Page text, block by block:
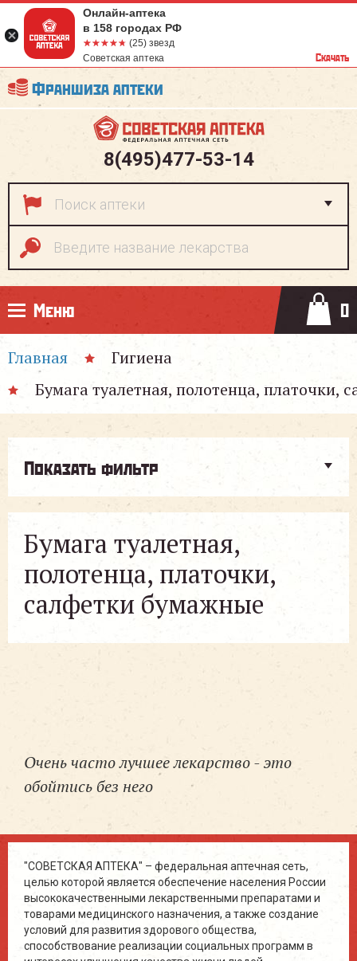
Франшиза аптеки
8(495)477-53-14
Меню 0
Главная
Гигиена
Бумага туалетная, полотенца, платочки,
Бумага туалетная,
полотенца, платочки,
салфетки бумажные
Показать фильтр
Очень часто лучшее лекарство - это
обойтись без него
"СОВЕТСКАЯ АПТЕКА" – федеральная аптечная сеть,
целью которой является обеспечение населения России
высококачественными лекарственными препаратами и
товарами медицинского назначения, а также создание
условий для развития здорового общества,
способствование реализации социальных программ в
Онлайн-аптека
в 158 городах РФ
☆☆☆☆☆
★★★★★ (25) звезд
Советская аптека
Скачать